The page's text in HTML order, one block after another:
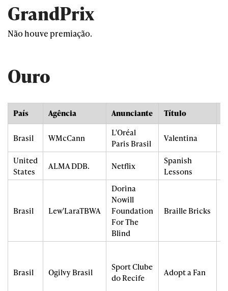
GrandPrix
Não houve premiação.
Ouro
País Agência Anunciante Título
Brasil WMcCann
L'Oréal
Paris Brasil
Valentina
United
States
ALMA DDB. Netflix
Spanish
Lessons
Brasil Lew'LaraTBWA
Dorina
Nowill
Foundation
For The
Blind
Braille Bricks
Brasil Ogilvy Brasil
Sport Clube
do Recife
Adopt a Fan